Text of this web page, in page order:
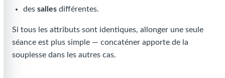
dessalles différentes.
Si tous les attributs sont identiques, allonger une seule
séance est plus simple — concaténer apporte de la
souplesse dans les autres cas.